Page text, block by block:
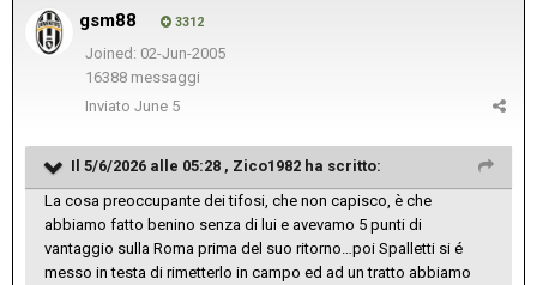
gsm88 3312
Joined: 02-Jun-2005
16388 messaggi
Inviato June 5
Il 5/6/2026 alle 05:28 , Zico1982 ha scritto:
La cosa preoccupante dei tifosi, che non capisco, è che
abbiamo fatto benino senza di lui e avevamo 5 punti di
vantaggio sulla Roma prima del suo ritorno…poi Spalletti si é
messo in testa di rimetterlo in campo ed ad un tratto abbiamo